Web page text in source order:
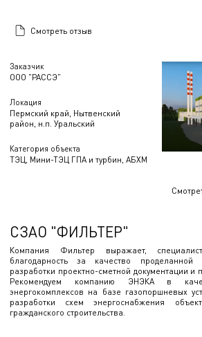
Заказчик
ООО "РАССЭ"
Локация
Пермский край, Нытвенский
район, н.п. Уральский
Категория объекта
ТЭЦ, Мини-ТЭЦ ГПА и турбин, АБХМ
Смотреть отзыв
СЗАО "ФИЛЬТЕР"
Компания Фильтер выражает,
благодарность за качество проделанной
разработки проектно-сметной документации и
Рекомендуем компанию ЭНЭКА в
энергокомплексов на базе газопоршневых
разработки схем энергоснабжения
гражданского строительства.